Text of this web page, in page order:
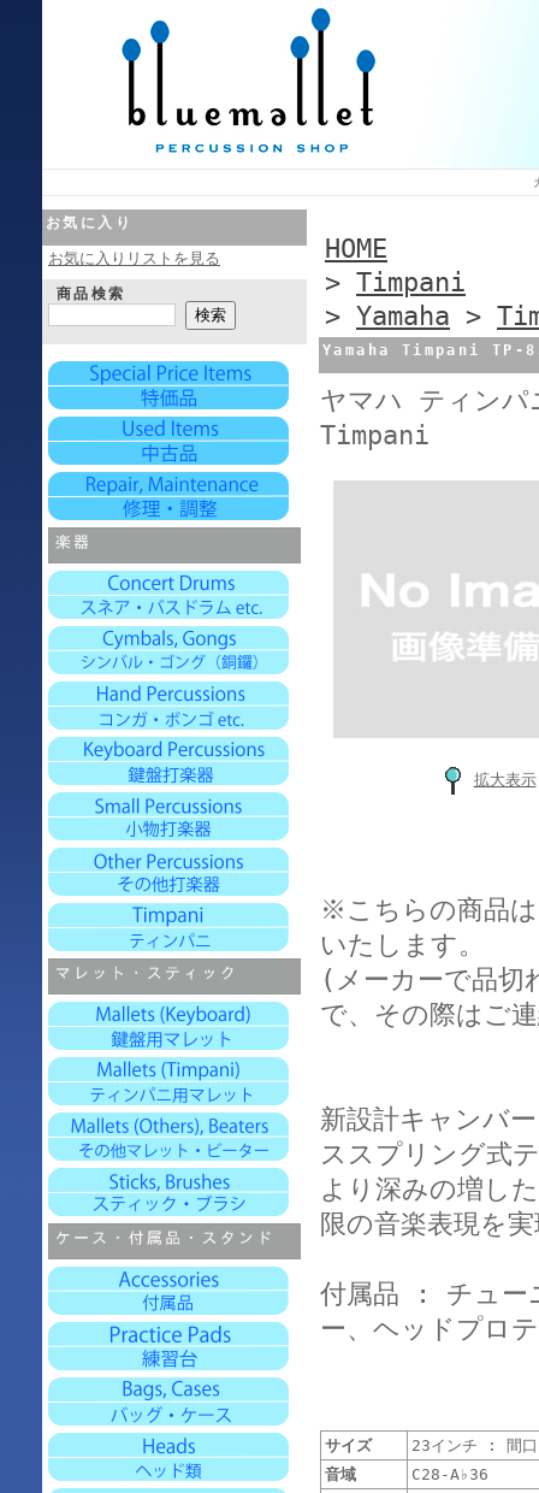
お気に入り
お気に入りリストを見る
商品検索
HOME
> Timpani
> Yamaha >
Yamaha Timpani TP-
ヤマハ ティン
Timpani
拡大表示
※こちらの商品
いたします。
(メーカーで品切
で、その際はご
新設計キャンバ
ススプリング式
より深みの増し
限の音楽表現を
付属品 : チュー
ー、ヘッドプロ
サイズ
23インチ : 間
音域
C28-A♭36